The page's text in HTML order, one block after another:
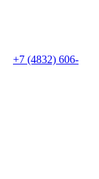
+7 (4832) 606-